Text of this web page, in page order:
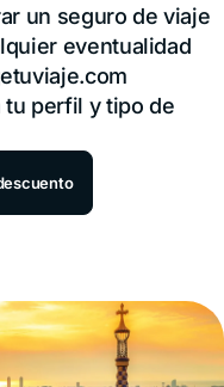
un seguro de viaje
eventualidad
tu perfil y tipo de